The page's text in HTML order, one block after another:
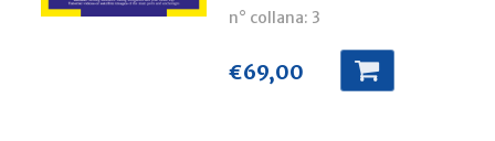
n° collana: 3
€69,00